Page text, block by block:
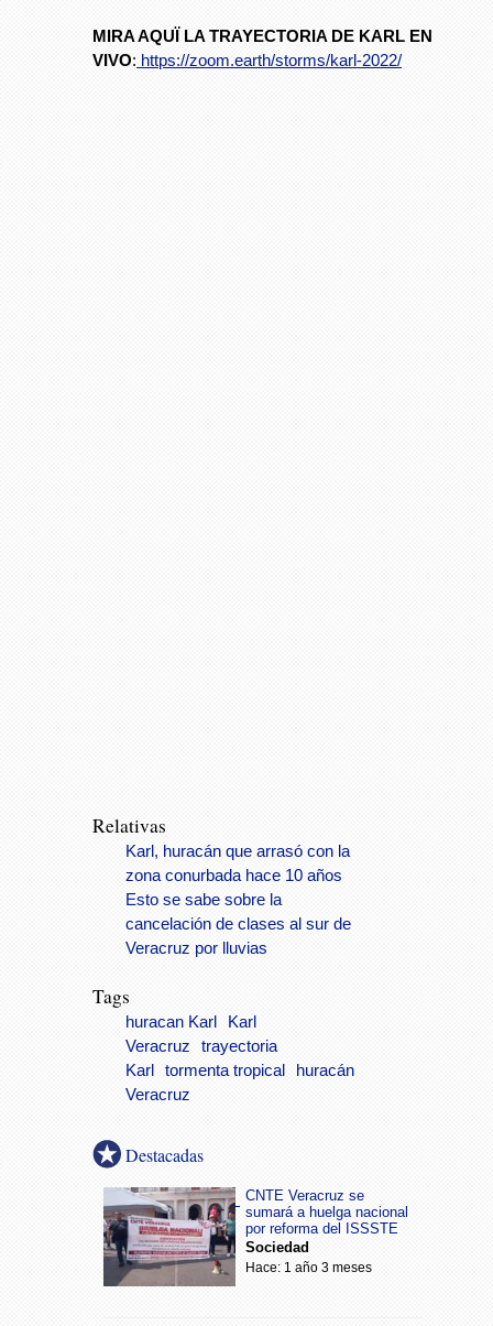
MIRA AQUÏ LA TRAYECTORIA DE KARL EN
VIVO: https://zoom.earth/storms/karl-2022/
Relativas
Karl, huracán que arrasó con la
zona conurbada hace 10 años
Esto se sabe sobre la
cancelación de clases al sur de
Veracruz por lluvias
Tags
huracan Karl
Karl
Veracruz
trayectoria
Karl
tormenta tropical
huracán
Veracruz
Destacadas
CNTE Veracruz se
sumará a huelga nacional
por reforma del ISSSTE
Sociedad
Hace: 1 año 3 meses